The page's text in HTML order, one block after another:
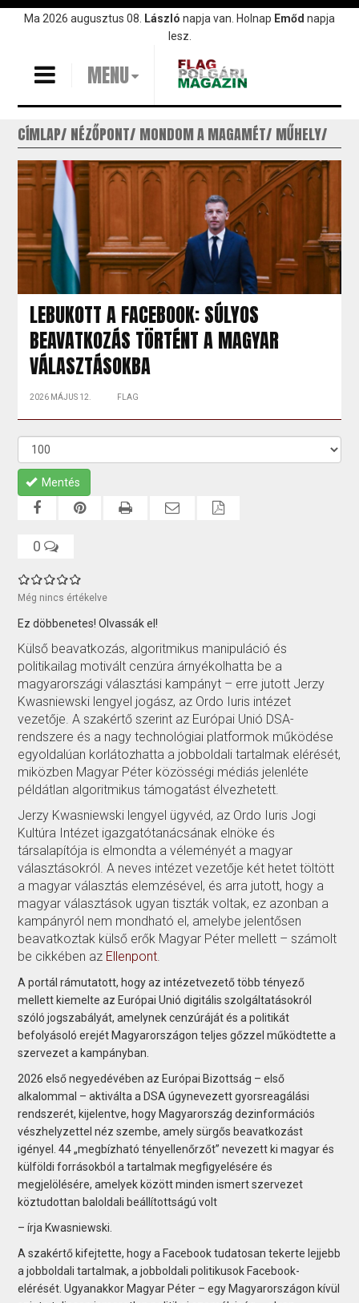
UgrásMa 2026 augusztus 08. László napja van. Holnap Emőd napja
lesz.
MENU
CÍMLAP NÉZŐPONT MONDOM A MAGAMÉT MŰHELY
LEBUKOTT A FACEBOOK: SÚLYOS
BEAVATKOZÁS TÖRTÉNT A MAGYAR
VÁLASZTÁSOKBA
2026 MÁJUS 12. FLAG
Mentés
0
Még nincs értékelve
Ez döbbenetes! Olvassák el!
Külső beavatkozás, algoritmikus manipuláció és
politikailag motivált cenzúra árnyékolhatta be a
magyarországi választási kampányt – erre jutott Jerzy
Kwasniewski lengyel jogász, az Ordo Iuris intézet
vezetője. A szakértő szerint az Európai Unió DSA-
rendszere és a nagy technológiai platformok működése
egyoldalúan korlátozhatta a jobboldali tartalmak elérését,
miközben Magyar Péter közösségi médiás jelenléte
példátlan algoritmikus támogatást élvezhetett.
Jerzy Kwasniewski lengyel ügyvéd, az Ordo Iuris Jogi
Kultúra Intézet igazgatótanácsának elnöke és
társalapítója is elmondta a véleményét a magyar
választásokról. A neves intézet vezetője két hetet töltött
a magyar választás elemzésével, és arra jutott, hogy a
magyar választások ugyan tiszták voltak, ez azonban a
kampányról nem mondható el, amelybe jelentősen
beavatkoztak külső erők Magyar Péter mellett – számolt
be cikkében az Ellenpont.
A portál rámutatott, hogy az intézetvezető több tényező
mellett kiemelte az Európai Unió digitális szolgáltatásokról
szóló jogszabályát, amelynek cenzúráját és a politikát
befolyásoló erejét Magyarországon teljes gőzzel működtette a
szervezet a kampányban.
2026 első negyedévében az Európai Bizottság – első
alkalommal – aktiválta a DSA úgynevezett gyorsreagálási
rendszerét, kijelentve, hogy Magyarország dezinformációs
vészhelyzettel néz szembe, amely sürgős beavatkozást
igényel. 44 „megbízható tényellenőrzőt” nevezett ki magyar és
külföldi forrásokból a tartalmak megfigyelésére és
megjelölésére, amelyek között minden ismert szervezet
köztudottan baloldali beállítottságú volt
– írja Kwasniewski.
A szakértő kifejtette, hogy a Facebook tudatosan tekerte lejjebb
a jobboldali tartalmak, a jobboldali politikusok Facebook-
elérését. Ugyanakkor Magyar Péter – egy Magyarországon kívül